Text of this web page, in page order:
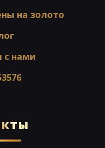
на золото
с нами